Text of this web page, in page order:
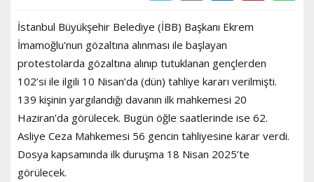
İstanbul Büyükşehir Belediye (İBB) Başkanı Ekrem
İmamoğlu'nun gözaltına alınması ile başlayan
protestolarda gözaltına alınıp tutuklanan gençlerden
102’si ile ilgili 10 Nisan’da (dün) tahliye kararı verilmişti.
139 kişinin yargılandığı davanın ilk mahkemesi 20
Haziran’da görülecek. Bugün öğle saatlerinde ise 62.
Asliye Ceza Mahkemesi 56 gencin tahliyesine karar verdi.
Dosya kapsamında ilk duruşma 18 Nisan 2025’te
görülecek.